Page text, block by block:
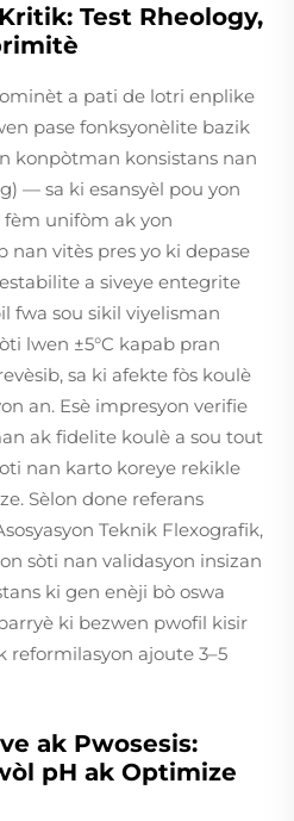
Test Rheology,
a pati de lotri enplike
pase fonksyonèlite bazik
konpòtman konsistans nan
— sa ki esansyèl pou yon
fèm unifòm ak yon
nan vitès pres yo ki depase
a siveye entegrite
fwa sou sikil viyelisman
lwen ±5°C kapab pran
sa ki afekte fòs koulè
an. Esè impresyon verifie
ak fidelite koulè a sou tout
nan karto koreye rekikle
Sèlon done referans
Teknik Flexografik,
sòti nan validasyon insizan
ki gen enèji bò oswa
ki bezwen pwofil kisir
reformilasyon ajoute 3–5
ak Pwosesis:
pH ak Optimize